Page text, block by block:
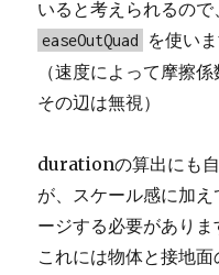
いると考えられるの
easeOutQuad
を使いま
（速度によって摩擦
その辺は無視）
durationの算出にも
が、スケール感に加
ージする必要がありま
これには物体と接地